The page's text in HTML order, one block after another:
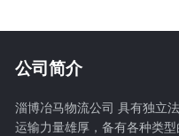
公司简介
淄博冶马物流公司 具有独立
运输力量雄厚，备有各种类